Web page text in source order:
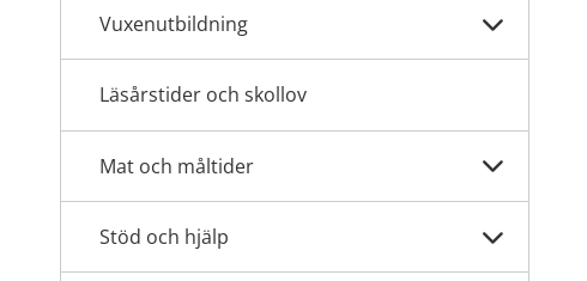
Vuxenutbildning
Läsårstider och skollov
Mat och måltider
Stöd och hjälp